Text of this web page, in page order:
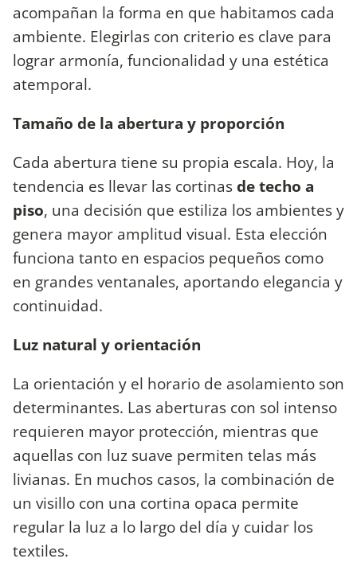
acompañan la forma en que habitamos cada
ambiente. Elegirlas con criterio es clave para
lograr armonía, funcionalidad y una estética
atemporal.
Tamaño de la abertura y proporción
Cada abertura tiene su propia escala. Hoy, la
tendencia es llevar las cortinasde techo a
piso, una decisión que estiliza los ambientes y
genera mayor amplitud visual. Esta elección
funciona tanto en espacios pequeños como
en grandes ventanales, aportando elegancia y
continuidad.
Luz natural y orientación
La orientación y el horario de asolamiento son
determinantes. Las aberturas con sol intenso
requieren mayor protección, mientras que
aquellas con luz suave permiten telas más
livianas. En muchos casos, la combinación de
un visillo con una cortina opaca permite
regular la luz a lo largo del día y cuidar los
textiles.